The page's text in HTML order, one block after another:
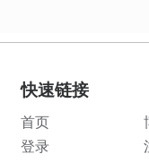
快速链接
首页
登录